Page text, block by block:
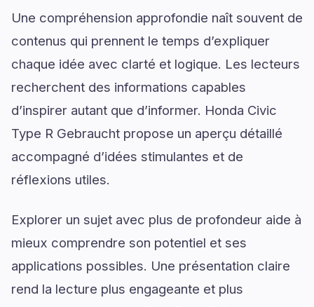
Une compréhension approfondie naît souvent de
contenus qui prennent le temps d’expliquer
chaque idée avec clarté et logique. Les lecteurs
recherchent des informations capables
d’inspirer autant que d’informer. Honda Civic
Type R Gebraucht propose un aperçu détaillé
accompagné d’idées stimulantes et de
réflexions utiles.
Explorer un sujet avec plus de profondeur aide à
mieux comprendre son potentiel et ses
applications possibles. Une présentation claire
rend la lecture plus engageante et plus